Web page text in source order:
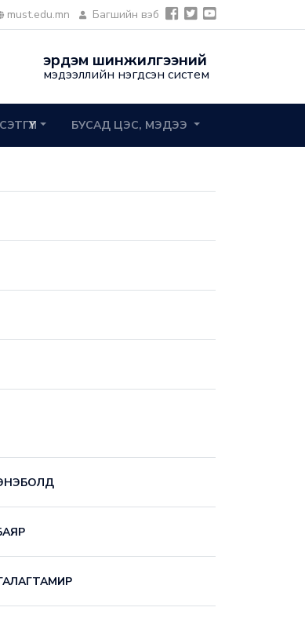
must.edu.mn Багшийн вэб
эрдэм шинжилгээний
мэдээллийн нэгдсэн систем
СЭТГҮҮЛ БУСАД ЦЭС, МЭДЭЭ